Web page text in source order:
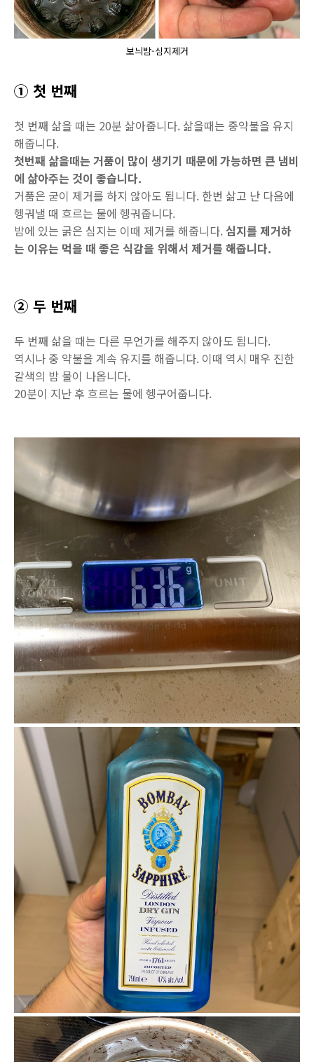
보늬밤-심지제거
① 첫 번째
첫 번째 삶을 때는 20분 삶아줍니다. 삶을때는 중약불을 유지
해줍니다.
첫번째 삶을때는 거품이 많이 생기기 때문에 가능하면 큰 냄비
에 삶아주는 것이 좋습니다.
거품은 굳이 제거를 하지 않아도 됩니다. 한번 삶고 난 다음에
헹궈낼 때 흐르는 물에 헹궈줍니다.
밤에 있는 굵은 심지는 이때 제거를 해줍니다.심지를 제거하
는 이유는 먹을 때 좋은 식감을 위해서 제거를 해줍니다.
② 두 번째
두 번째 삶을 때는 다른 무언가를 해주지 않아도 됩니다.
역시나 중 약불을 계속 유지를 해줍니다. 이때 역시 매우 진한
갈색의 밤 물이 나옵니다.
20분이 지난 후 흐르는 물에 헹구어줍니다.